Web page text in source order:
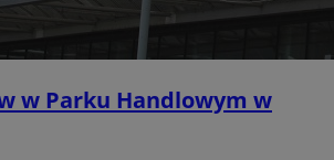
w Parku Handlowym w